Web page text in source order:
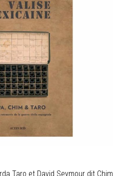
Taro et David Seymour dit Chim